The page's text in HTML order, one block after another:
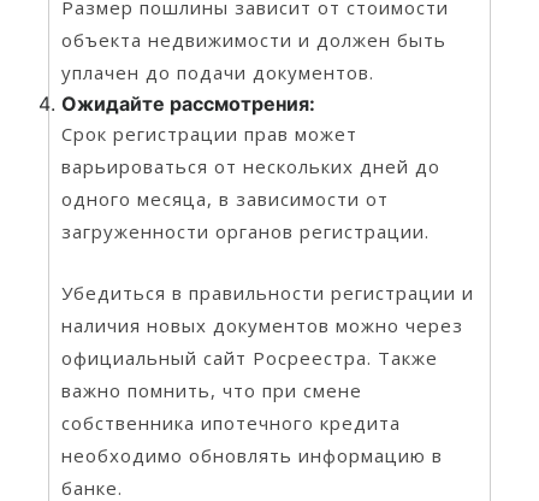
Размер пошлины зависит от стоимости
объекта недвижимости и должен быть
уплачен до подачи документов.
Ожидайте рассмотрения:
Срок регистрации прав может
варьироваться от нескольких дней до
одного месяца, в зависимости от
загруженности органов регистрации.
Убедиться в правильности регистрации и
наличия новых документов можно через
официальный сайт Росреестра. Также
важно помнить, что при смене
собственника ипотечного кредита
необходимо обновлять информацию в
банке.